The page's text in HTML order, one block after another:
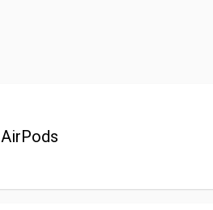
AirPods